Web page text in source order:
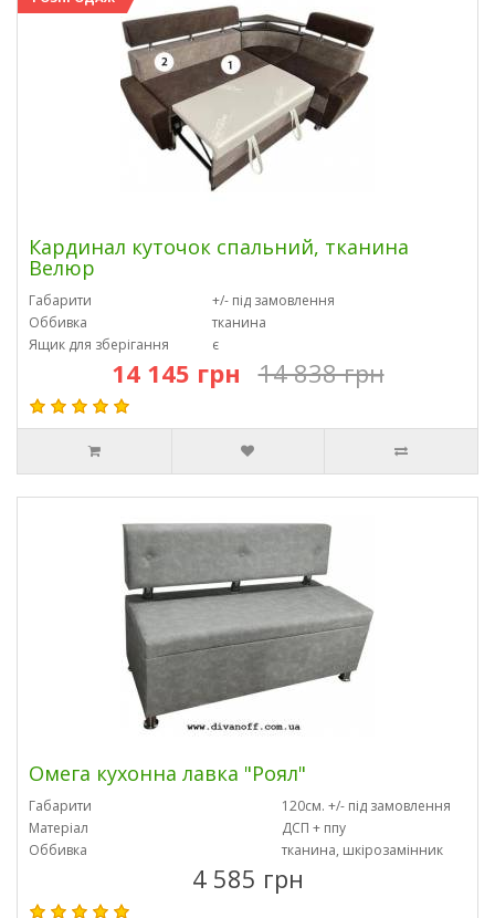
Кардинал куточок спальний, тканина
Велюр
Габарити
+/- під замовлення
Оббивка
тканина
Ящик для зберігання
є
14 145 грн 14 838 грн
Омега кухонна лавка "Роял"
Габарити
120см. +/- під замовлення
Матеріал
ДСП + ппу
Оббивка
тканина, шкірозамінник
4 585 грн